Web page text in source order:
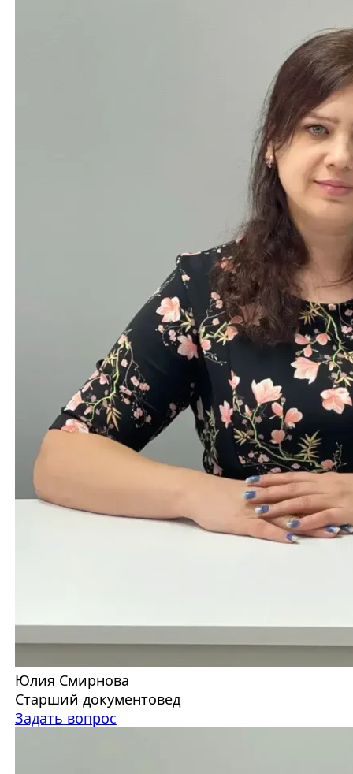
Юлия Смирнова
Старший документовед
Задать вопрос